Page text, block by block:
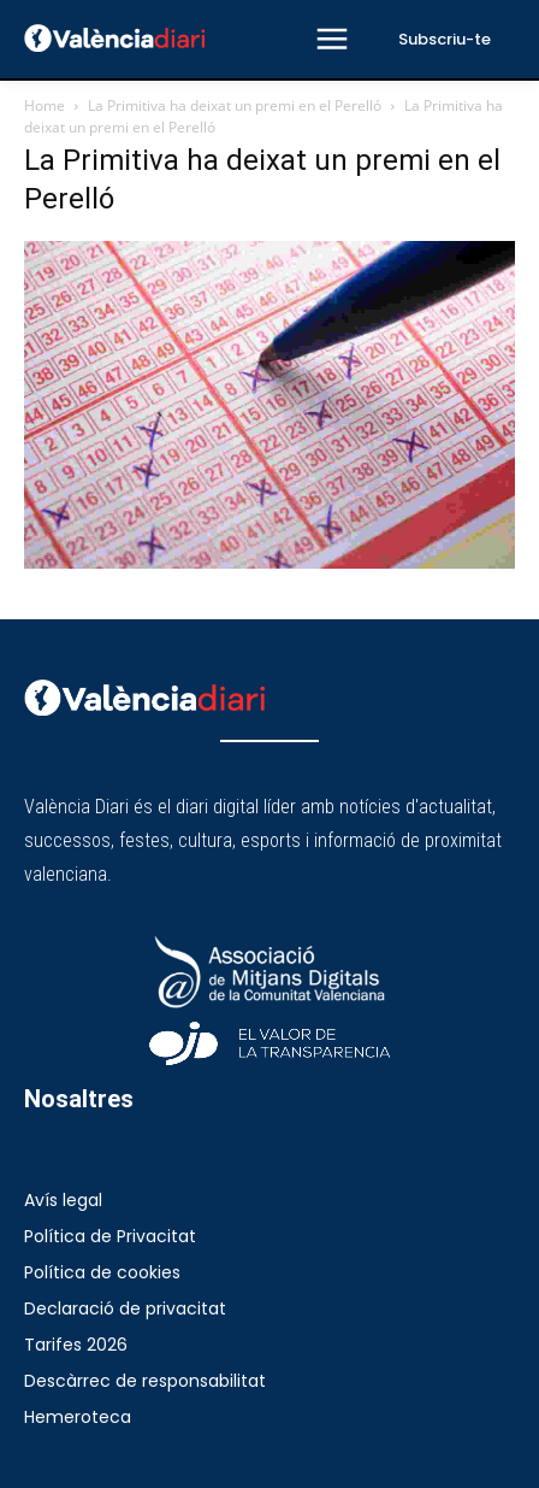
Subscriu-te
Home La Primitiva ha deixat un premi en el Perelló
La Primitiva ha
deixat un premi en el Perelló
La Primitiva ha deixat un premi en el
Perelló
València Diari és el diari digital líder amb notícies d'actualitat,
successos, festes, cultura, esports i informació de proximitat
valenciana.
Nosaltres
Avís legal
Política de Privacitat
Política de cookies
Declaració de privacitat
Tarifes 2026
Descàrrec de responsabilitat
Hemeroteca